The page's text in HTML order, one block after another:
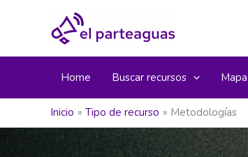
Home Buscar recursos Mapa
Inicio Tipo de recurso Metodologías